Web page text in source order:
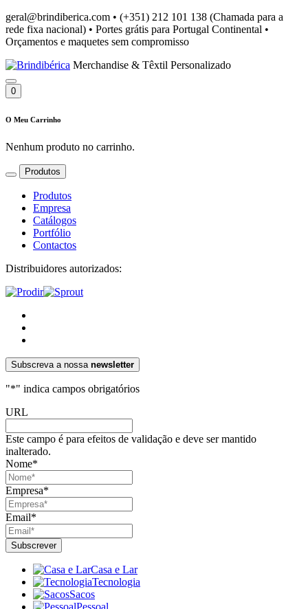
geral@brindiberica.com • (+351) 212 101 138 (Chamada para a
rede fixa nacional) • Portes grátis para Portugal Continental •
Orçamentos e maquetes sem compromisso
Merchandise & Têxtil Personalizado
0
O Meu Carrinho
Nenhum produto no carrinho.
Produtos
Produtos
Empresa
Catálogos
Portfólio
Contactos
Distribuidores autorizados:
Subscreva a nossa newsletter
"*" indica campos obrigatórios
URL
Este campo é para efeitos de validação e deve ser mantido
inalterado.
Nome*
Empresa*
Email*
Casa e Lar
Tecnologia
Sacos
Pessoal